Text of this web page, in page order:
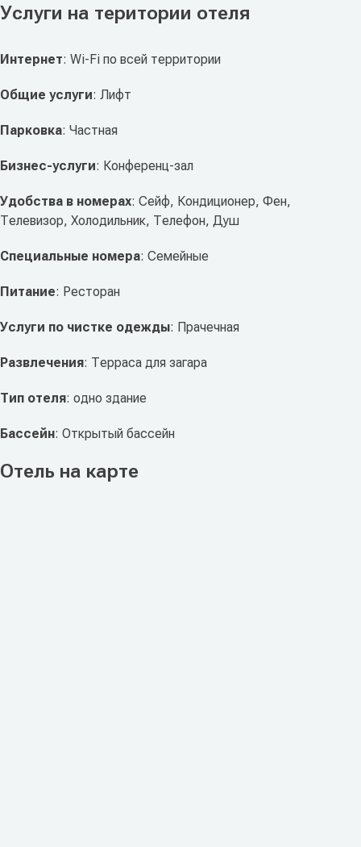
Услуги на територии отеля
Интернет: Wi-Fi по всей территории
Общие услуги: Лифт
Парковка: Частная
Бизнес-услуги: Конференц-зал
Удобства в номерах: Сейф, Кондиционер, Фен,
Телевизор, Холодильник, Телефон, Душ
Специальные номера: Семейные
Питание: Ресторан
Услуги по чистке одежды: Прачечная
Развлечения: Терраса для загара
Тип отеля: одно здание
Бассейн: Открытый бассейн
Отель на карте